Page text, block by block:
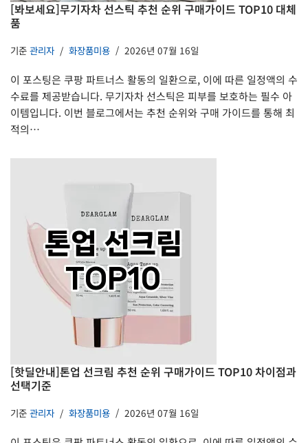
[봐보세요]무기자차 선스틱 추천 순위 구매가이드 TOP10 대체
품
기준 관리자 화장품미용 2026년 07월 16일
이 포스팅은 쿠팡 파트너스 활동의 일환으로, 이에 따른 일정액의 수
수료를 제공받습니다. 무기자차 선스틱은 피부를 보호하는 필수 아
이템입니다. 이번 블로그에서는 추천 순위와 구매 가이드를 통해 최
적의…
[핫딜안내]톤업 선크림 추천 순위 구매가이드 TOP10 차이점과
선택기준
기준 관리자 화장품미용 2026년 07월 16일